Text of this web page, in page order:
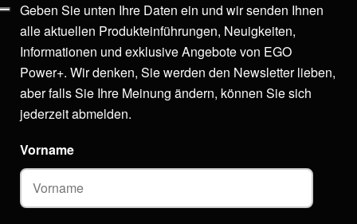
Geben Sie unten Ihre Daten ein und wir senden Ihnen
alle aktuellen Produkteinführungen, Neuigkeiten,
Informationen und exklusive Angebote von EGO
Power+. Wir denken, Sie werden den Newsletter lieben,
aber falls Sie Ihre Meinung ändern, können Sie sich
jederzeit abmelden.
Vorname